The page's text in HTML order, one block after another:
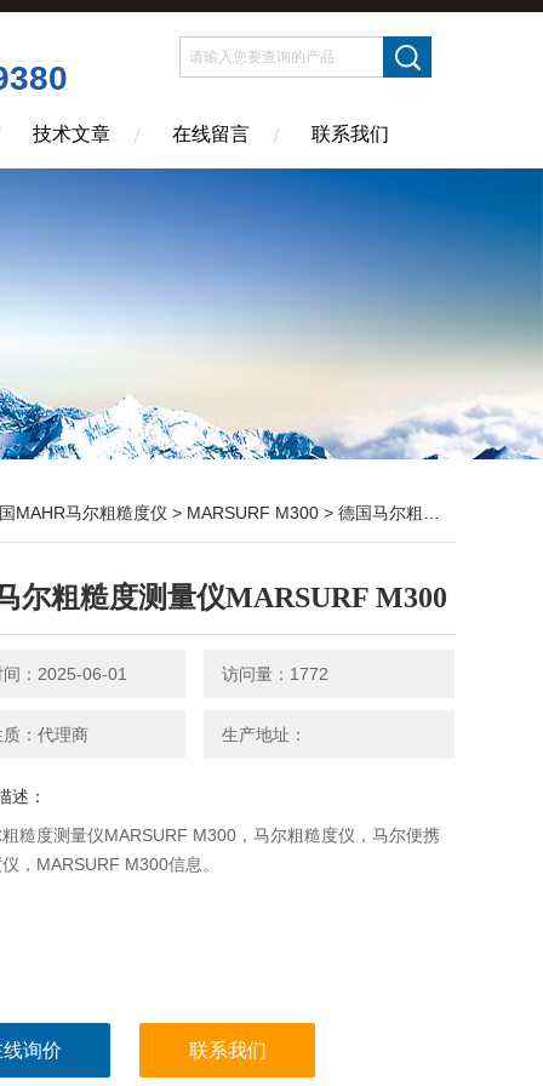
技术文章 在线留言 联系我们
MAHR马尔粗糙度仪 > MARSURF M300 > 德国马尔粗糙度测量仪MARSURF M300
尔粗糙度测量仪MARSURF M300
：2025-06-01 访问量：1772
：代理商 生产地址：
述：
糙度测量仪MARSURF M300，马尔粗糙度仪，马尔便携
，MARSURF M300信息。
询价 联系我们